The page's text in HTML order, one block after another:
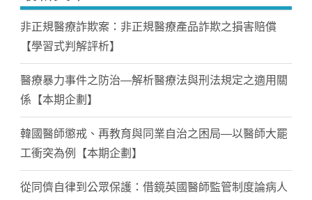
非正規醫療詐欺案：非正規醫療產品詐欺之損害賠償
【學習式判解評析】
醫療暴力事件之防治—解析醫療法與刑法規定之適用關
係【本期企劃】
韓國醫師懲戒、再教育與同業自治之困局—以醫師大罷
工衝突為例【本期企劃】
從同儕自律到公眾保護：借鏡英國醫師監管制度論病人